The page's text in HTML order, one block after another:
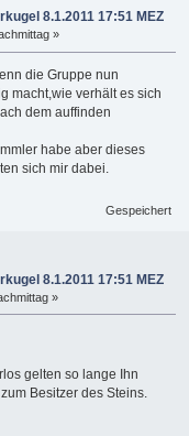
8.1.2011 17:51 MEZ
»
die Gruppe nun
macht,wie verhält es sich
dem auffinden
habe aber dieses
sich mir dabei.
Gespeichert
8.1.2011 17:51 MEZ
»
gelten so lange Ihn
Besitzer des Steins.